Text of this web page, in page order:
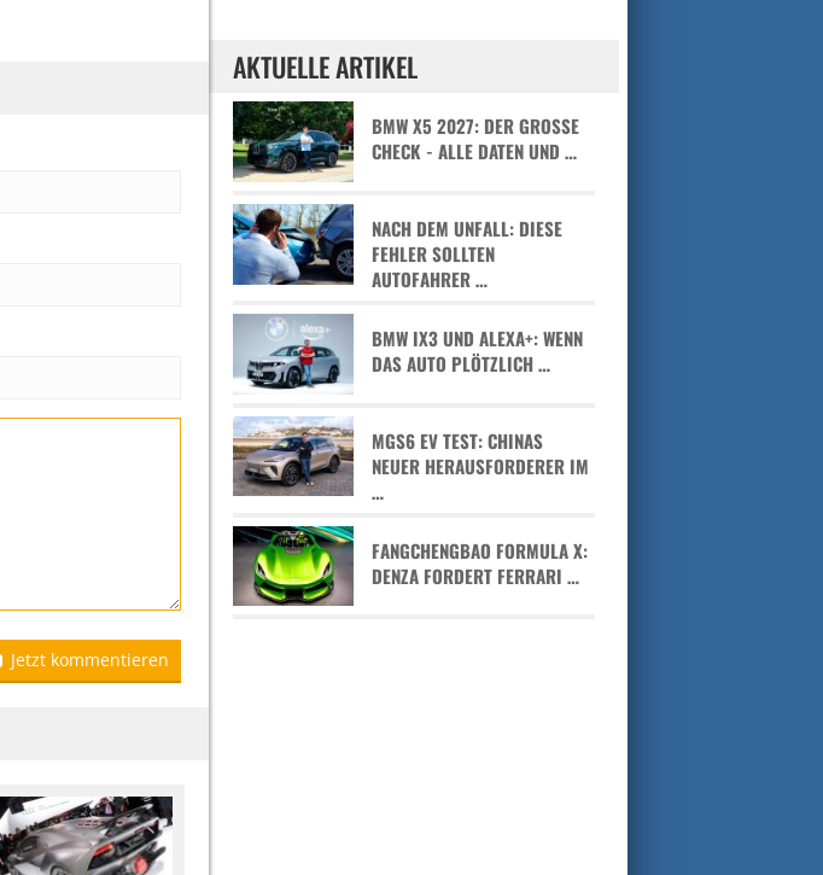
Jetzt kommentieren
AKTUELLE ARTIKEL
BMW X5 2027: DER GROSSE C
HECK - ALLE DATEN UND …
NACH DEM UNFALL: DIESE
FEHLER SOLLTEN
AUTOFAHRER …
BMW IX3 UND ALEXA+: WENN
DAS AUTO PLÖTZLICH …
MGS6 EV TEST: CHINAS
NEUER HERAUSFORDERER IM
…
FANGCHENGBAO FORMULA X:
DENZA FORDERT FERRARI …